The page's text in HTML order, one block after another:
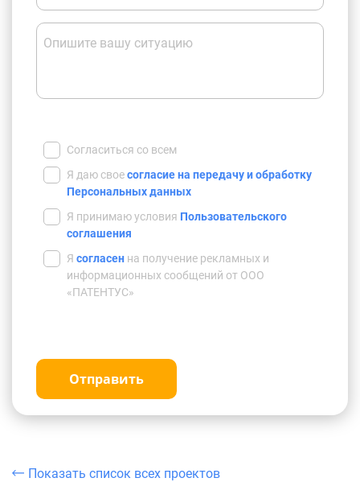
Опишите вашу ситуацию
Согласиться со всем
Я даю своесогласие на передачу и обработку
Персональных данных
Я принимаю условия Пользовательского
соглашения
Я согласен на получение рекламных и
информационных сообщений от ООО
«ПАТЕНТУС»
Отправить
Показать список всех проектов